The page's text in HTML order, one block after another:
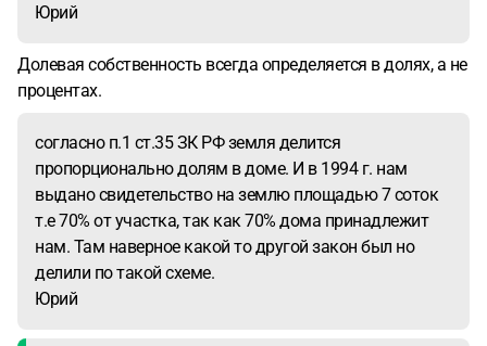
Юрий
Долевая собственность всегда определяется в долях, а не
процентах.
согласно п.1 ст.35 ЗК РФ земля делится
пропорционально долям в доме. И в 1994 г. нам
выдано свидетельство на землю площадью 7 соток
т.е 70% от участка, так как 70% дома принадлежит
нам. Там наверное какой то другой закон был но
делили по такой схеме.
Юрий